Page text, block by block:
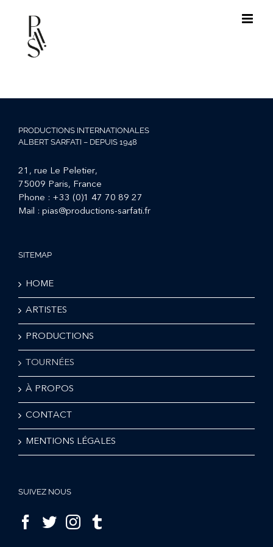
PRODUCTIONS INTERNATIONALES
ALBERT SARFATI – DEPUIS 1948
21, rue Le Peletier,
75009 Paris, France
Phone : +33 (0)1 47 70 89 27
Mail : pias@productions-sarfati.fr
SITEMAP
HOME
ARTISTES
PRODUCTIONS
TOURNÉES
À PROPOS
CONTACT
MENTIONS LÉGALES
SUIVEZ NOUS